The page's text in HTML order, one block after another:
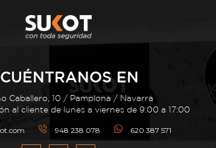
EN
Caballero, 10 / Pamplona / Navarra
al cliente de lunes a viernes de 9:00 a 17:00
948 238 078 620 387 571